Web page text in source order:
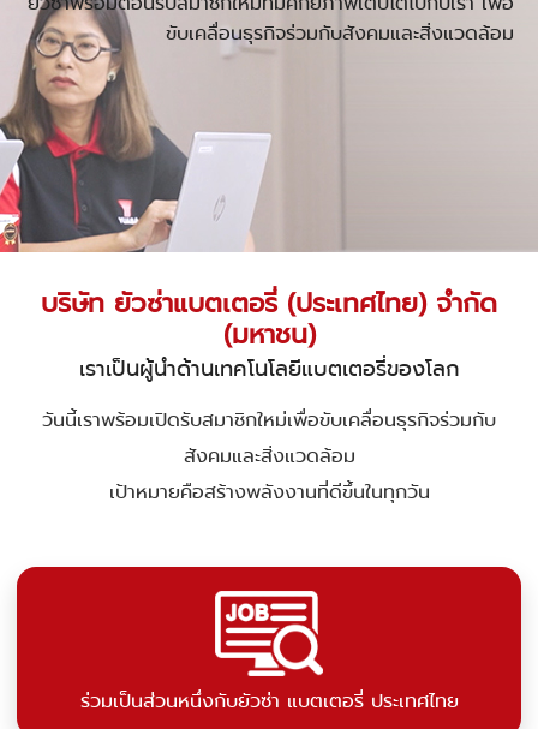
ขับเคลื่อนธุรกิจร่วมกับสังคมและสิ่งแวดล้อม
บริษัท ยัวซ่าแบตเตอรี่ (ประเทศไทย) จำกัด
(มหาชน)
เราเป็นผู้นำด้านเทคโนโลยีแบตเตอรี่ของโลก
วันนี้เราพร้อมเปิดรับสมาชิกใหม่เพื่อขับเคลื่อนธุรกิจร่วมกับ
สังคมและสิ่งแวดล้อม
เป้าหมายคือสร้างพลังงานที่ดีขึ้นในทุกวัน
ร่วมเป็นส่วนหนึ่งกับยัวซ่า แบตเตอรี่ ประเทศไทย